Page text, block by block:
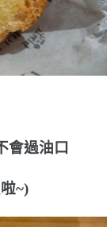
會過油口
~)